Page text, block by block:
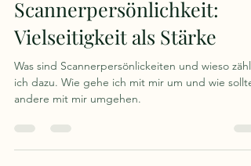
2. Dez. 2025
5 Min. Lesezeit
Scannerpersönlichkeit:
Vielseitigkeit als Stärke
Was sind Scannerpersönlickeiten und wieso zähle
andere mit mir umgehen.